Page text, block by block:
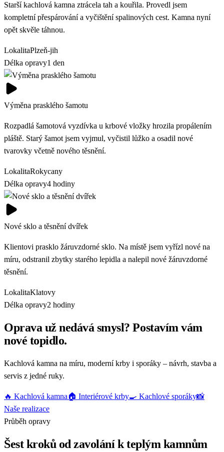
Starší kachlová kamna ztrácela tah a kouřila. Provedl jsem
kompletní přespárování a vyčištění spalinových cest. Kamna nyní
opět skvěle táhnou.
LokalitaPlzeň-jih
Délka opravy1 den
Výměna prasklého šamotu
Rozpadlá šamotová vyzdívka u krbové vložky hrozila propálením
pláště. Starý šamot jsem vyjmul, vyčistil lůžko a osadil nové
tvarovky včetně nového těsnění.
LokalitaRokycany
Délka opravy4 hodiny
Nové sklo a těsnění dvířek
Klientovi prasklo žáruvzdorné sklo. Na místě jsem vyřízl nové na
míru, odstranil zbytky starého lepidla a nalepil nové žáruvzdorné
těsnění.
LokalitaKlatovy
Délka opravy2 hodiny
Oprava už nedává smysl? Postavím vám
nové topidlo.
Kachlová kamna na míru, moderní krby i sporáky – návrh, stavba a
servis z jedné ruky.
🔥 Kachlová kamna🏠 Interiérové krby🍳 Kachlové sporáky📸
Naše realizace
Průběh opravy
Šest kroků od zavolání k teplým kamnům